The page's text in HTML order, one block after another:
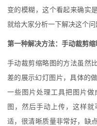
变的模糊，这个看起来确实
就给大家分析一下解决这个问
第一种解决方法：手动裁剪缩
手动裁剪缩略图的方法虽然
差的展示幻灯图片，具体的
一些图片处理工具把图片
图，然后手动上传，这样
适，很清晰质量非常好，缺